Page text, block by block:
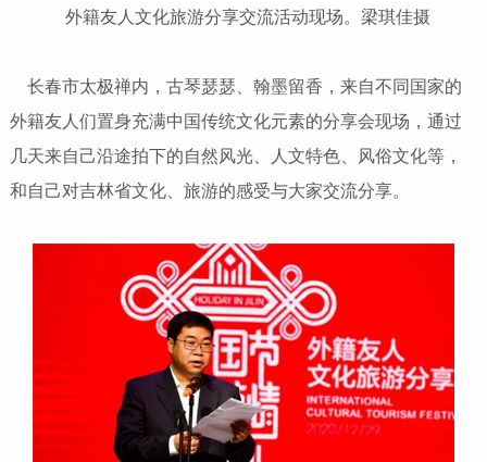
外籍友人文化旅游分享交流活动现场。梁琪佳摄
长春市太极禅内，古琴瑟瑟、翰墨留香，来自不同国家的
外籍友人们置身充满中国传统文化元素的分享会现场，通过
几天来自己沿途拍下的自然风光、人文特色、风俗文化等，
和自己对吉林省文化、旅游的感受与大家交流分享。